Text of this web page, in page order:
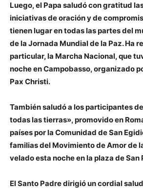
Luego, el Papa saludó con gratitud
iniciativas de oración y de
tienen lugar en todas las partes del
de la Jornada Mundial de la Paz. Ha
particular, la Marcha Nacional, que
noche en Campobasso, organizado
Pax Christi.
También saludó a los participantes
todas las tierras», promovido en
países por la Comunidad de San
familias del Movimiento de Amor de
velado esta noche en la plaza de San
El Santo Padre dirigió un cordial